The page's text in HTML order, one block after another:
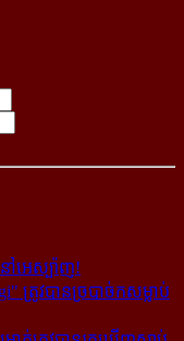
ៅ​អេស្ប៉ាញ!
ត្រូវ​បាន​ច្របាច់ក​សម្លាប់​